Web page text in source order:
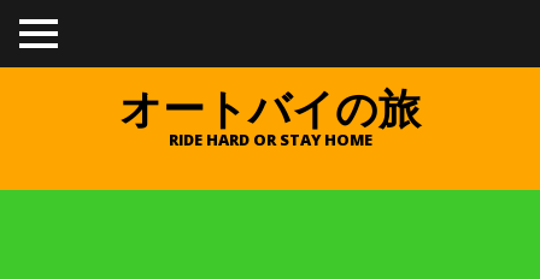
TO
GGL
オートバイの旅
RIDE HARD OR STAY HOME